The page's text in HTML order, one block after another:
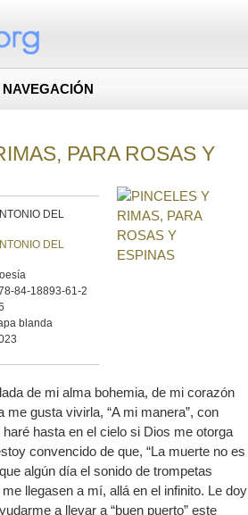
NAVEGACIÓN
PARA ROSAS Y
DEL
DEL
84-18893-61-2
blanda
de mi alma bohemia, de mi corazón
me gusta vivirla, “A mi manera”, con
haré hasta en el cielo si Dios me otorga
convencido de que, “La muerte no es
algún día el sonido de trompetas
llegasen a mí, allá en el infinito. Le doy
a llevar a “buen puerto” este